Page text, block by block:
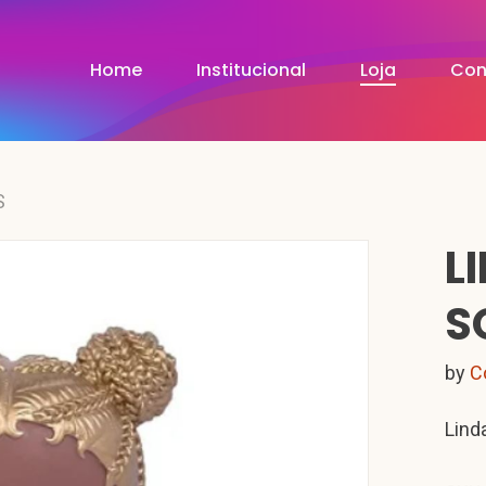
Home Institucional Loja
by